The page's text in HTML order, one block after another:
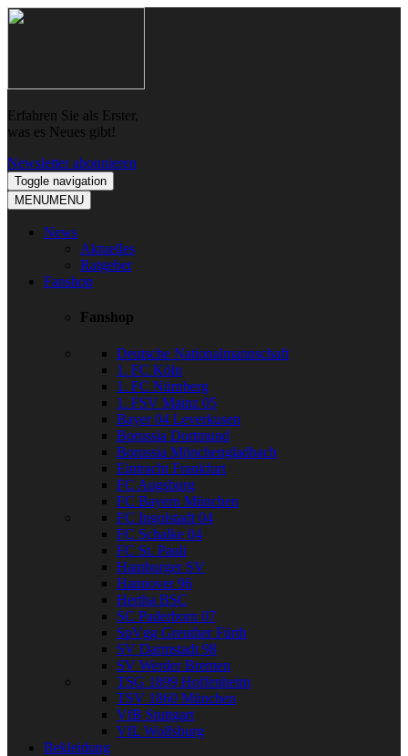
Skip
Skip
Erfahren Sie als Erster,
was es Neues gibt!
Newsletter abonnieren
Toggle navigation
MENUMENU
News
Aktuelles
Ratgeber
Fanshop
Fanshop
Deutsche Nationalmannschaft
1. FC Köln
1. FC Nürnberg
1. FSV Mainz 05
Bayer 04 Leverkusen
Borussia Dortmund
Borussia Mönchengladbach
Eintracht Frankfurt
FC Augsburg
FC Bayern München
FC Ingolstadt 04
FC Schalke 04
FC St. Pauli
Hamburger SV
Hannover 96
Hertha BSC
SC Paderborn 07
SpVgg Greuther Fürth
SV Darmstadt 98
SV Werder Bremen
TSG 1899 Hoffenheim
TSV 1860 München
VfB Stuttgart
VfL Wolfsburg
Bekleidung